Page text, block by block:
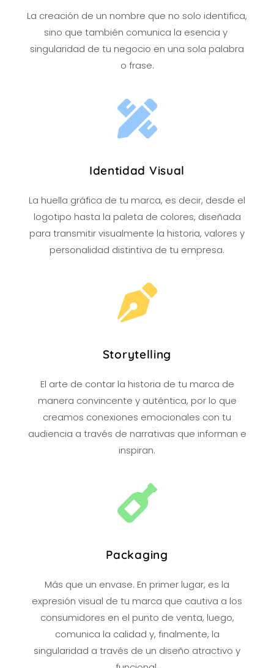
La creación de un nombre que no solo identifica,
sino que también comunica la esencia y
singularidad de tu negocio en una sola palabra
o frase.
Identidad Visual
La huella gráfica de tu marca, es decir, desde el
logotipo hasta la paleta de colores, diseñada
para transmitir visualmente la historia, valores y
personalidad distintiva de tu empresa.
Storytelling
El arte de contar la historia de tu marca de
manera convincente y auténtica, por lo que
creamos conexiones emocionales con tu
audiencia a través de narrativas que informan e
inspiran.
Packaging
Más que un envase. En primer lugar, es la
expresión visual de tu marca que cautiva a los
consumidores en el punto de venta, luego,
comunica la calidad y, finalmente, la
singularidad a través de un diseño atractivo y